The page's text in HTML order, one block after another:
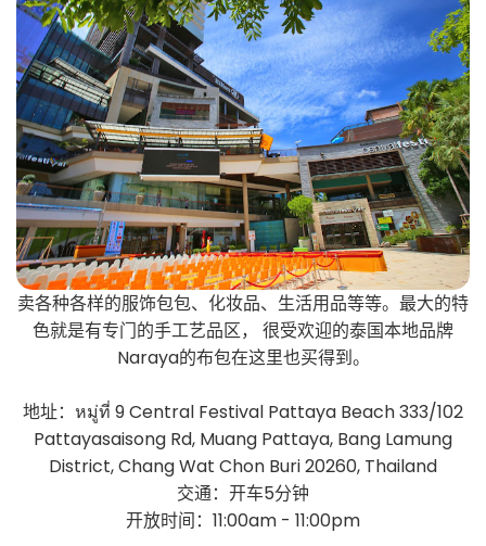
卖各种各样的服饰包包、化妆品、生活用品等等。最大的特
色就是有专门的手工艺品区， 很受欢迎的泰国本地品牌
Naraya的布包在这里也买得到。
地址：หมู่ที่ 9 Central Festival Pattaya Beach 333/102
Pattayasaisong Rd, Muang Pattaya, Bang Lamung
District, Chang Wat Chon Buri 20260, Thailand
交通：开车5分钟
开放时间：11:00am - 11:00pm